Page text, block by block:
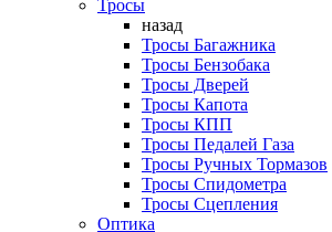
Тросы
назад
Тросы Багажника
Тросы Бензобака
Тросы Дверей
Тросы Капота
Тросы КПП
Тросы Педалей Газа
Тросы Ручных Тормазов
Тросы Спидометра
Тросы Сцепления
Оптика